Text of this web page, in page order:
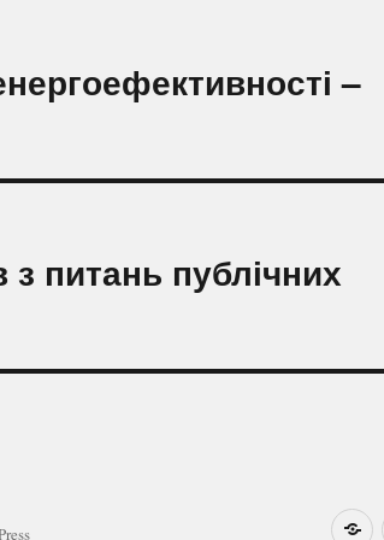
–
питань публічних